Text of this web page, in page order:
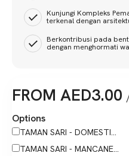
Kunjungi Kompleks
terkenal dengan
Berkontribusi pada
dengan menghormati
FROM AED3.00
Options
TAMAN SARI - DOMESTI...
TAMAN SARI - MANCANE...